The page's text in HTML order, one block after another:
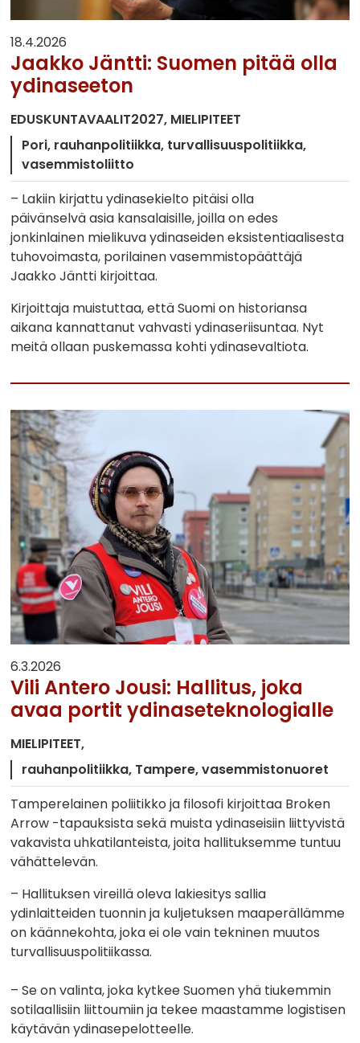
18.4.2026
Jaakko Jäntti: Suomen pitää olla
ydinaseeton
EDUSKUNTAVAALIT2027 MIELIPITEET
Pori rauhanpolitiikka turvallisuuspolitiikka
vasemmistoliitto
– Lakiin kirjattu ydinasekielto pitäisi olla
päivänselvä asia kansalaisille, joilla on edes
jonkinlainen mielikuva ydinaseiden eksistentiaalisesta
tuhovoimasta, porilainen vasemmistopäättäjä
Jaakko Jäntti kirjoittaa.
Kirjoittaja muistuttaa, että Suomi on historiansa
aikana kannattanut vahvasti ydinaseriisuntaa. Nyt
meitä ollaan puskemassa kohti ydinasevaltiota.
6.3.2026
Vili Antero Jousi: Hallitus, joka
avaa portit ydinaseteknologialle
MIELIPITEET
rauhanpolitiikka Tampere vasemmistonuoret
Tamperelainen poliitikko ja filosofi kirjoittaa Broken
Arrow -tapauksista sekä muista ydinaseisiin liittyvistä
vakavista uhkatilanteista, joita hallituksemme tuntuu
vähättelevän.
– Hallituksen vireillä oleva lakiesitys sallia
ydinlaitteiden tuonnin ja kuljetuksen maaperällämme
on käännekohta, joka ei ole vain tekninen muutos
turvallisuuspolitiikassa.
– Se on valinta, joka kytkee Suomen yhä tiukemmin
sotilaallisiin liittoumiin ja tekee maastamme logistisen
käytävän ydinasepelotteelle.